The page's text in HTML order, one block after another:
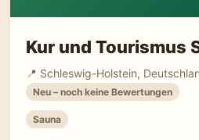
Kur und Tourismus
📍 Schleswig-Holstein,
Neu – noch keine Bewertungen
Sauna